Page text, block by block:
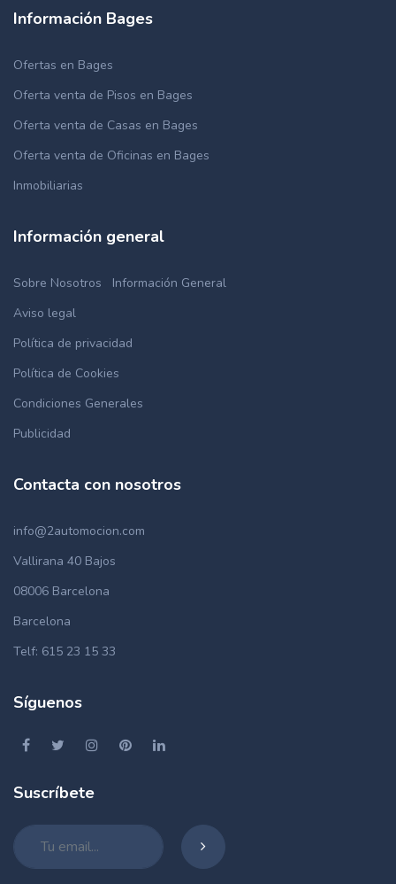
Información Bages
Ofertas en Bages
Oferta venta de Pisos en Bages
Oferta venta de Casas en Bages
Oferta venta de Oficinas en Bages
Inmobiliarias
Información general
Sobre Nosotros
Información General
Aviso legal
Política de privacidad
Política de Cookies
Condiciones Generales
Publicidad
Contacta con nosotros
info@2automocion.com
Vallirana 40 Bajos
08006 Barcelona
Barcelona
Telf: 615 23 15 33
Síguenos
Suscríbete